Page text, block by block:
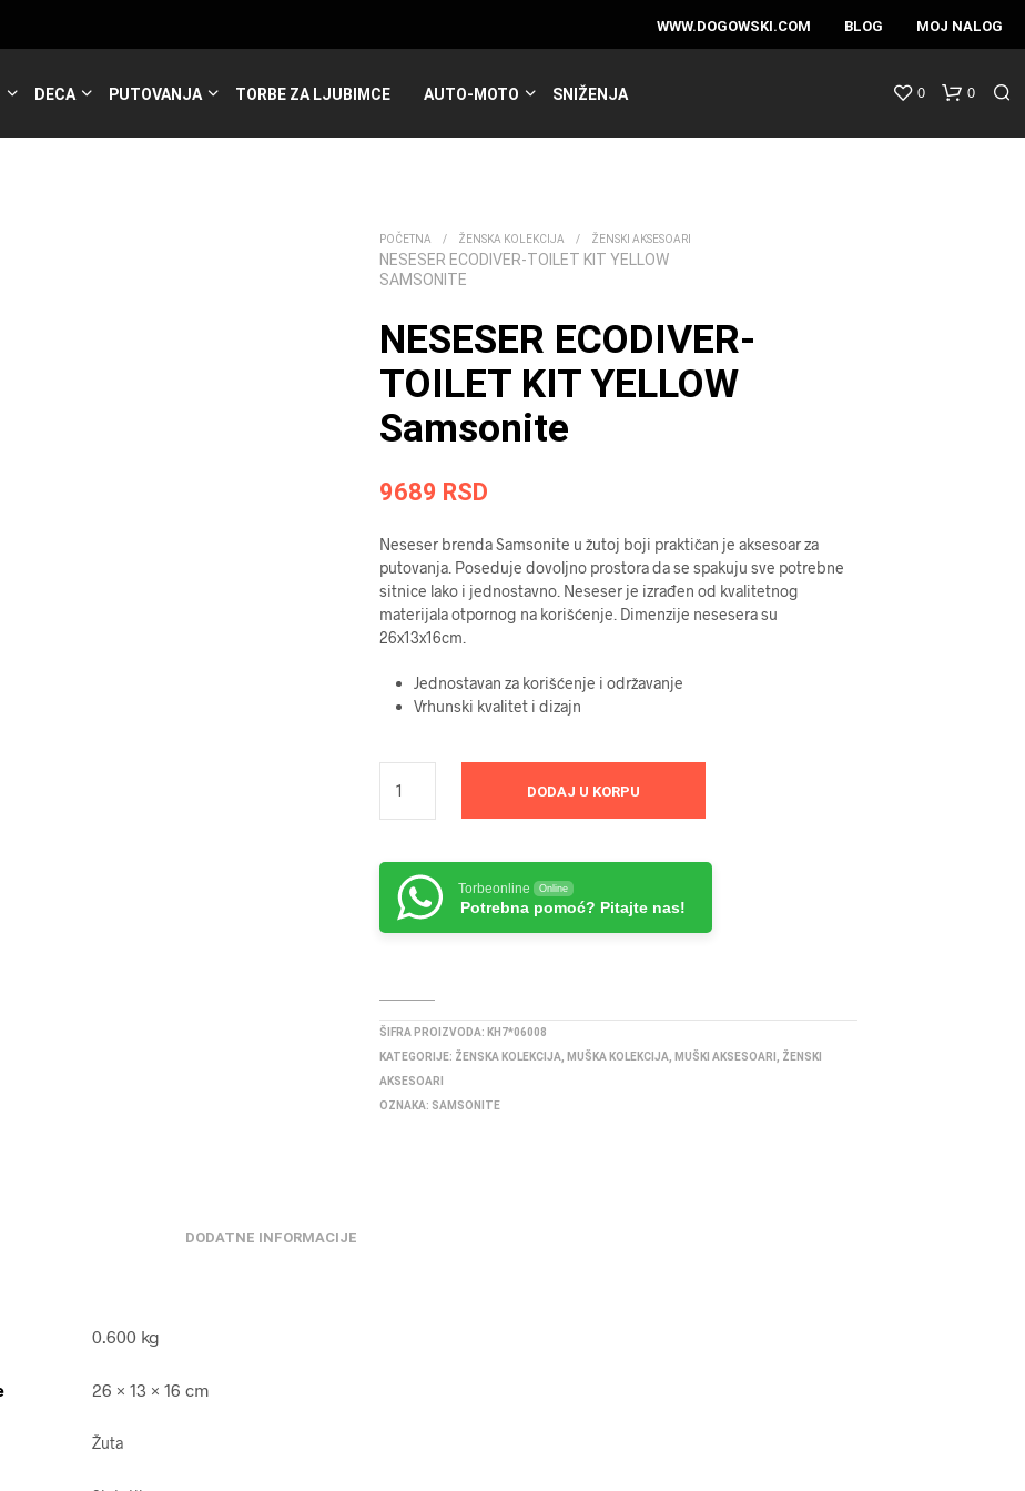
WWW.DOGOWSKI.COM BLOG MOJ NALOG
DECA PUTOVANJA TORBE ZA LJUBIMCE AUTO-MOTO SNIŽENJA 0 0
POČETNA / ŽENSKA KOLEKCIJA / ŽENSKI AKSESOARI
NESESER ECODIVER-TOILET KIT YELLOW
SAMSONITE
NESESER ECODIVER-
TOILET KIT YELLOW
Samsonite
9689 RSD
Neseser brenda Samsonite u žutoj boji praktičan je aksesoar za
putovanja. Poseduje dovoljno prostora da se spakuju sve potrebne
sitnice lako i jednostavno. Neseser je izrađen od kvalitetnog
materijala otpornog na korišćenje. Dimenzije nesesera su
26x13x16cm.
Jednostavan za korišćenje i održavanje
Vrhunski kvalitet i dizajn
DODAJ U KORPU
Torbeonline Online
Potrebna pomoć? Pitajte nas!
ŠIFRA PROIZVODA: KH7*06008
KATEGORIJE: ŽENSKA KOLEKCIJA MUŠKA KOLEKCIJA MUŠKI AKSESOARI
ŽENSKI
AKSESOARI
OZNAKA: SAMSONITE
DODATNE INFORMACIJE
0.600 kg
26 × 13 × 16 cm
Žuta